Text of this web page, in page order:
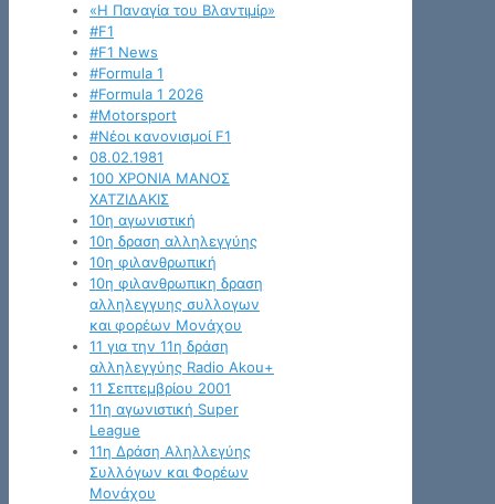
«Η Παναγία του Βλαντιμίρ»
#F1
#F1 News
#Formula 1
#Formula 1 2026
#Motorsport
#Νέοι κανονισμοί F1
08.02.1981
100 ΧΡΟΝΙΑ ΜΑΝΟΣ
ΧΑΤΖΙΔΑΚΙΣ
10η αγωνιστική
10η δραση αλληλεγγύης
10η φιλανθρωπική
10η φιλανθρωπικη δραση
αλληλεγγυης συλλογων
και φορέων Μονάχου
11 για την 11η δράση
αλληλεγγύης Radio Akou+
11 Σεπτεμβρίου 2001
11η αγωνιστική Super
League
11η Δράση Αληλλεγύης
Συλλόγων και Φορέων
Μονάχου